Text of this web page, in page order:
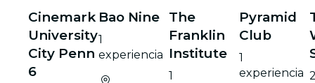
Cinemark
University
City Penn
6
Bao Nine
1
experiencia
The
Franklin
Institute
1
Pyramid
Club
1
experiencia